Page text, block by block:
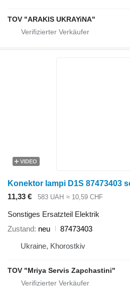
TOV "ARAKIS UKRAYiNA"
VIDEO
11,33 € 583 UAH ≈ 10,59 CHF
Sonstiges Ersatzteil Elektrik
Zustand neu
87473403
Ukraine, Khorostkiv
TOV "Mriya Servis Zapchastini"